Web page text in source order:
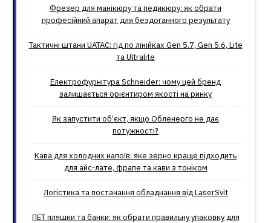
Фрезер для манікюру та педикюру: як обрати
професійний апарат для бездоганного результату
Тактичні штани UATAC: гід по лінійках Gen 5.7, Gen 5.6, Lite
та Ultralite
Електрофурнітура Schneider: чому цей бренд
залишається орієнтиром якості на ринку
Як запустити об’єкт, якщо Обленерго не дає
потужності?
Кава для холодних напоїв: яке зерно краще підходить
для айс-лате, фрапе та кави з тоніком
Логістика та постачання обладнання від LaserSvit
ПЕТ пляшки та банки: як обрати правильну упаковку для